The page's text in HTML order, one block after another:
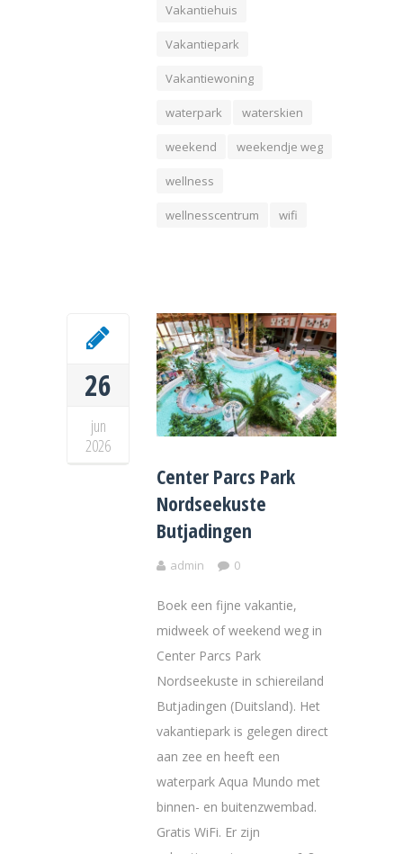
Vakantiehuis
Vakantiepark
Vakantiewoning
waterpark waterskien
weekend weekendje weg
wellness
wellnesscentrum wifi
26
jun
2026
Center Parcs Park
Nordseekuste
Butjadingen
admin 0
Boek een fijne vakantie,
midweek of weekend weg in
Center Parcs Park
Nordseekuste in schiereiland
Butjadingen (Duitsland). Het
vakantiepark is gelegen direct
aan zee en heeft een
waterpark Aqua Mundo met
binnen- en buitenzwembad.
Gratis WiFi. Er zijn